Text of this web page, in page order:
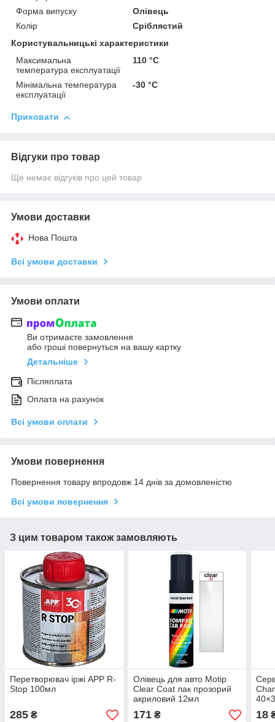
Форма випуску
Олівець
Колір
Сріблястий
Користувальницькі характеристики
Максимальна
температура експлуатації
110 °С
Мінімальна температура
експлуатації
-30 °С
Приховати
Відгуки про товар
Ще немає відгуків про цей товар
Умови доставки
Нова Пошта
Всі умови доставки
Умови оплати
Ви отримаєте замовлення
або гроші повернуться на вашу картку
Детальніше
Післяплата
Оплата на рахунок
Всі умови оплати
Умови повернення
Повернення товару впродовж 14 днів за домовленістю
Всі умови повернення
З цим товаром також замовляють
Перетворювач іржі APP R-
Stop 100мл
285 ₴
Олівець для авто Motip
Clear Coat лак прозорий
акриловий 12мл
171₴ 18